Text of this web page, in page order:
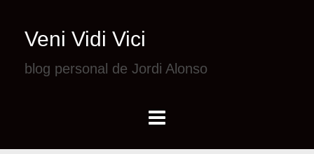
Veni Vidi Vici
blog personal de Jordi Alonso